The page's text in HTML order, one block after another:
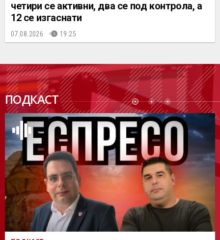
четири се активни, два се под контрола, а
12 се изгаснати
07.08.2026. 19:25
ПОДКАСТ
ПОДК
АСТ